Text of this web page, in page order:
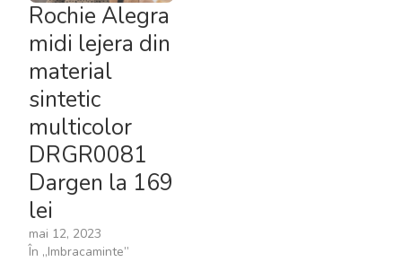
Rochie Alegra
midi lejera din
material
sintetic
multicolor
DRGR0081
Dargen la 169
lei
mai 12, 2023
În „Imbracaminte”